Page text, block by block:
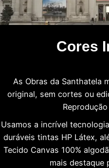
Cores
As Obras da Santhatela
original, sem cortes ou
Usamos a incrível
duráveis tintas HP Látex,
Tecido Canvas 100%
mais destaque